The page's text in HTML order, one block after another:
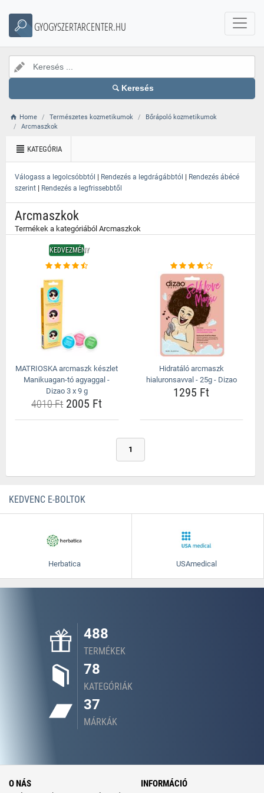
GYOGYSZERTARCENTER.HU
Keresés
Home Természetes kozmetikumok
Bőrápoló kozmetikumok
Arcmaszkok
KATEGÓRIA
Válogass a legolcsóbbtól | Rendezés a legdrágábbtól | Rendezés ábécé
szerint | Rendezés a legfrissebbtől
Arcmaszkok
Termékek a kategóriából Arcmaszkok
KEDVEZMÉNY
MATRIOSKA arcmaszk készlet
Manikuagan-tó agyaggal -
Dizao 3 x 9 g
4010 Ft2005 Ft
Hidratáló arcmaszk
hialuronsavval - 25g - Dizao
1295 Ft
1
KEDVENC E-BOLTOK
Herbatica USAmedical
488
TERMÉKEK
78
KATEGÓRIÁK
37
MÁRKÁK
O NÁS INFORMÁCIÓ